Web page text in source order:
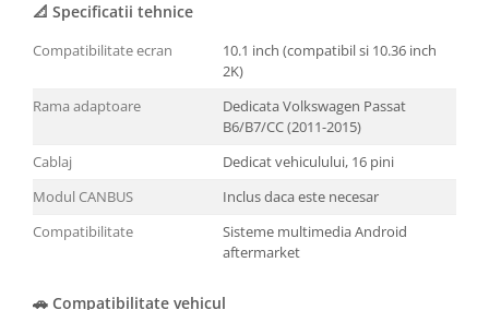
Lumini ambientale
📐 Specificatii tehnice
Compatibilitate ecran
10.1 inch (compatibil si 10.36 inch
2K)
Rama adaptoare
Dedicata Volkswagen Passat
B6/B7/CC (2011-2015)
Cablaj
Dedicat vehiculului, 16 pini
Modul CANBUS
Inclus daca este necesar
Compatibilitate
Sisteme multimedia Android
aftermarket
🚗 Compatibilitate vehicul